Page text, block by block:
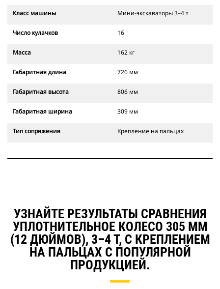
Класс машины Мини-экскаваторы 3–4 т
Число кулачков 16
Масса 162 кг
Габаритная длина 726 мм
Габаритная высота 806 мм
Габаритная ширина 309 мм
Тип сопряжения Крепление на пальцах
УЗНАЙТЕ РЕЗУЛЬТАТЫ СРАВНЕНИЯ
УПЛОТНИТЕЛЬНОЕ КОЛЕСО 305 ММ
(12 ДЮЙМОВ), 3–4 Т, С КРЕПЛЕНИЕМ
НА ПАЛЬЦАХ С ПОПУЛЯРНОЙ
ПРОДУКЦИЕЙ.